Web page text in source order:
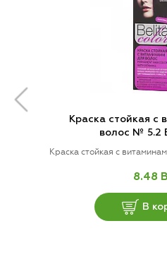
Краска стойкая с
волос № 5.2
Краска стойкая с
8.48
В